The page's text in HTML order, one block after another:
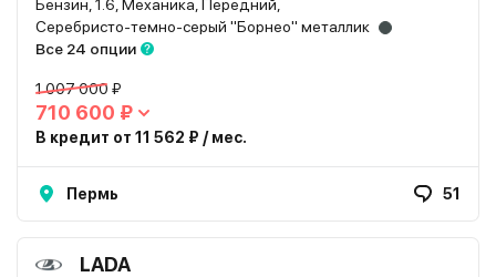
Бензин, 1.6, Механика, Передний,
Серебристо-темно-серый "Борнео" металлик
Все 24 опции
1 007 000 ₽
710 600 ₽
В кредит от 11 562 ₽ / мес.
Пермь 51
LADA